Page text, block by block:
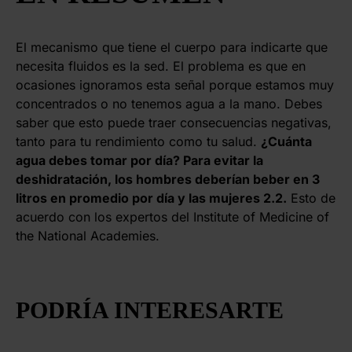
El mecanismo que tiene el cuerpo para indicarte que
necesita fluidos es la sed. El problema es que en
ocasiones ignoramos esta señal porque estamos muy
concentrados o no tenemos agua a la mano. Debes
saber que esto puede traer consecuencias negativas,
tanto para tu rendimiento como tu salud. ¿Cuánta
agua debes tomar por día? Para evitar la
deshidratación, los hombres deberían beber en 3
litros en promedio por día y las mujeres 2.2. Esto de
acuerdo con los expertos del Institute of Medicine of
the National Academies.
PODRÍA INTERESARTE